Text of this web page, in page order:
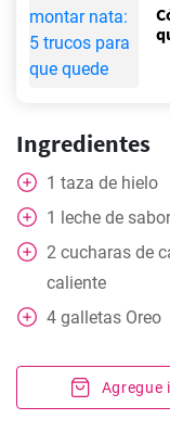
Ingredientes
1 taza de hielo
1 leche de
2 cucharas de
caliente
4 galletas Oreo
Agregue